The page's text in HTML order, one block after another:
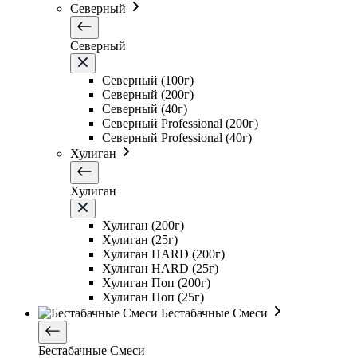
Северный
Северный
Северный (100г)
Северный (200г)
Северный (40г)
Северный Professional (200г)
Северный Professional (40г)
Хулиган
Хулиган
Хулиган (200г)
Хулиган (25г)
Хулиган HARD (200г)
Хулиган HARD (25г)
Хулиган Поп (200г)
Хулиган Поп (25г)
Бестабачные Смеси
Бестабачные Смеси